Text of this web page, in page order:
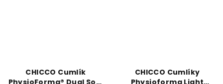
CHICCO Cumlík
CHICCO Cumlíky